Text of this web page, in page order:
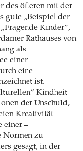
des öfteren mit der
gute „Beispiel der
Kinder“,
Rathauses von
als
einer
eine
ist.
Kindheit
der Unschuld,
Kreativität
einer –
Normen zu
gesagt, in der